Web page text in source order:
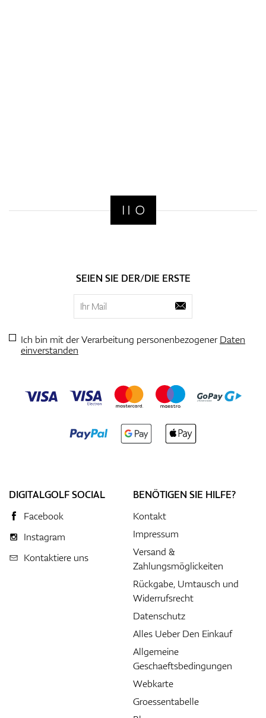
SEIEN SIE DER/DIE ERSTE
Ich bin mit der Verarbeitung personenbezogenerDaten
einverstanden
DIGITALGOLF SOCIAL
Facebook
Instagram
Kontaktiere uns
BENÖTIGEN SIE HILFE?
Kontakt
Impressum
Versand &
Zahlungsmöglickeiten
Rückgabe, Umtausch und
Widerrufsrecht
Datenschutz
Alles Ueber Den Einkauf
Allgemeine
Geschaeftsbedingungen
Webkarte
Groessentabelle